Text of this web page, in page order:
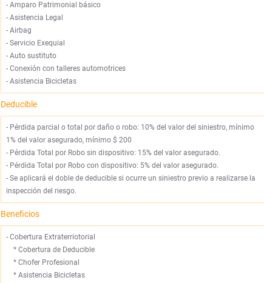
-Amparo Patrimonial básico
-Asistencia Legal
-Airbag
-Servicio Exequial
-Auto sustituto
-Conexión con talleres automotrices
-Asistencia Bicicletas
Deducible
- Pérdida parcial o total por daño o robo: 10% del valor del siniestro, mínimo
1% del valor asegurado, mínimo $ 200
- Pérdida Total por Robo sin dispositivo: 15% del valor asegurado.
- Pérdida Total por Robo con dispositivo: 5% del valor asegurado.
- Se aplicará el doble de deducible si ocurre un siniestro previo a realizarse la
inspección del riesgo.
Beneficios
- Cobertura Extraterriotorial
*Cobertura de Deducible
*Chofer Profesional
*Asistencia Bicicletas